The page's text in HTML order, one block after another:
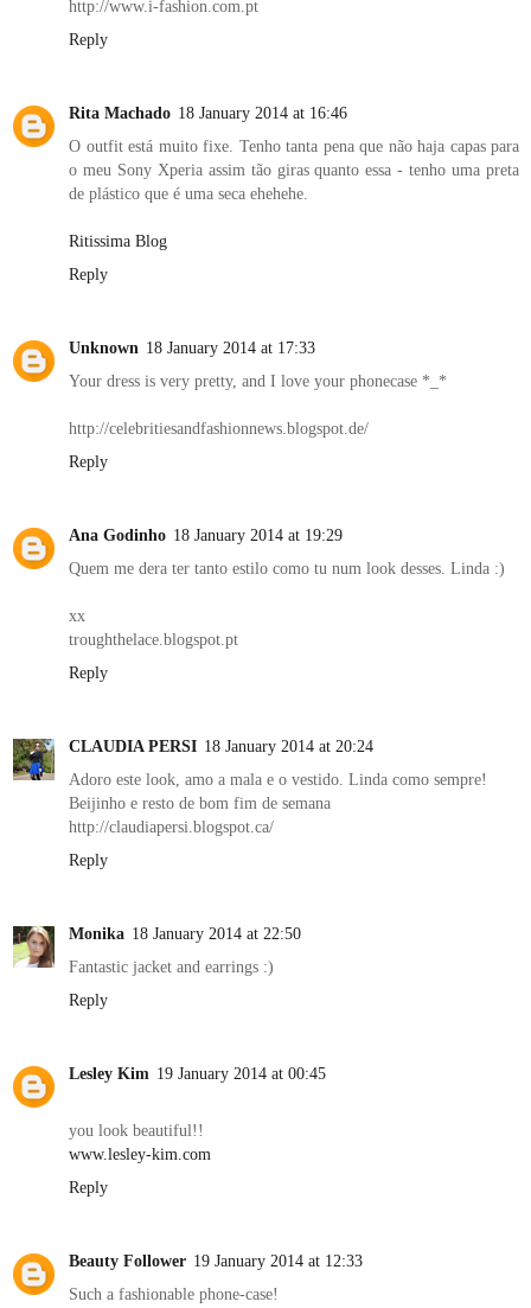
http://www.i-fashion.com.pt
Reply
Rita Machado 18 January 2014 at 16:46
O outfit está muito fixe. Tenho tanta pena que não haja capas para
o meu Sony Xperia assim tão giras quanto essa - tenho uma preta
de plástico que é uma seca ehehehe.
Ritissima Blog
Reply
Unknown 18 January 2014 at 17:33
Your dress is very pretty, and I love your phonecase *_*
http://celebritiesandfashionnews.blogspot.de/
Reply
Ana Godinho 18 January 2014 at 19:29
Quem me dera ter tanto estilo como tu num look desses. Linda :)
xx
troughthelace.blogspot.pt
Reply
CLAUDIA PERSI 18 January 2014 at 20:24
Adoro este look, amo a mala e o vestido. Linda como sempre!
Beijinho e resto de bom fim de semana
http://claudiapersi.blogspot.ca/
Reply
Monika 18 January 2014 at 22:50
Fantastic jacket and earrings :)
Reply
Lesley Kim 19 January 2014 at 00:45
you look beautiful!!
www.lesley-kim.com
Reply
Beauty Follower 19 January 2014 at 12:33
Such a fashionable phone-case!